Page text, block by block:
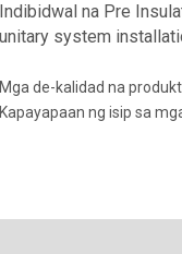
Indibidwal na Pre
unitary system
Mga de-kalidad na
Kapayapaan ng isip sa